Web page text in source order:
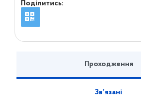
Поділитись:
Проходження
Зв’язані